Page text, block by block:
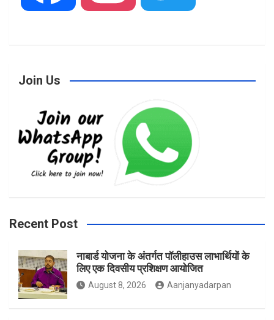
o g e
Join Us
Recent Post
नाबार्ड योजना के अंतर्गत पॉलीहाउस लाभार्थियों के
लिए एक दिवसीय प्रशिक्षण आयोजित
August 8, 2026 Aanjanyadarpan